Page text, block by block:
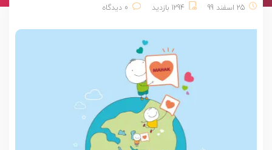
25 اسفند 99 1294 بازدید 0 دیدگاه